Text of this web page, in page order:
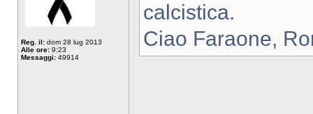
Reg. il: dom 28 lug 2013
Alle ore: 9:23
Messaggi: 49914
calcistica.
Ciao Faraone,